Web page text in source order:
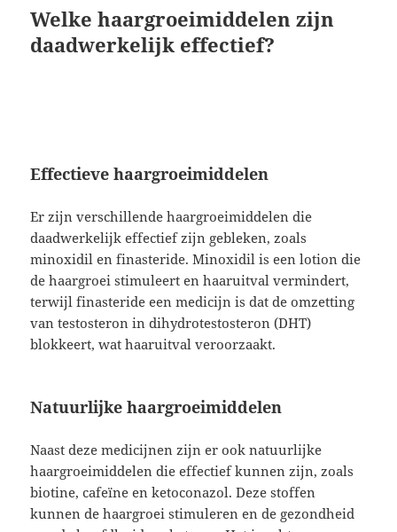
Welke haargroeimiddelen zijn
daadwerkelijk effectief?
Effectieve haargroeimiddelen
Er zijn verschillende haargroeimiddelen die
daadwerkelijk effectief zijn gebleken, zoals
minoxidil en finasteride. Minoxidil is een lotion die
de haargroei stimuleert en haaruitval vermindert,
terwijl finasteride een medicijn is dat de omzetting
van testosteron in dihydrotestosteron (DHT)
blokkeert, wat haaruitval veroorzaakt.
Natuurlijke haargroeimiddelen
Naast deze medicijnen zijn er ook natuurlijke
haargroeimiddelen die effectief kunnen zijn, zoals
biotine, cafeïne en ketoconazol. Deze stoffen
kunnen de haargroei stimuleren en de gezondheid